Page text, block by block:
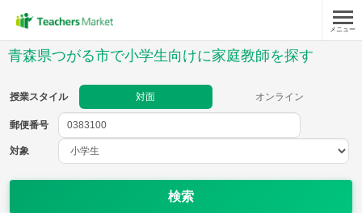
メニュー
青森県つがる市で小学生向けに家庭教師を探す
授業スタイル 対面 オンライン
郵便番号
対象
検索
郵便番号